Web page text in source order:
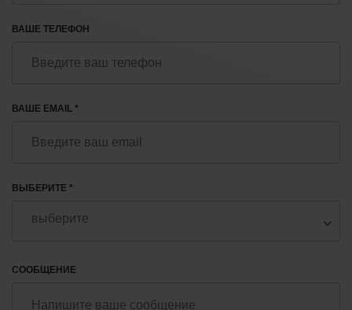
ВАШЕ ТЕЛЕФОН
ВАШЕ EMAIL *
ВЫБЕРИТЕ *
СООБЩЕНИЕ